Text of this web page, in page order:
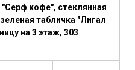
"Серф кофе", стеклянная
табличка "Лигал
на 3 этаж, 303